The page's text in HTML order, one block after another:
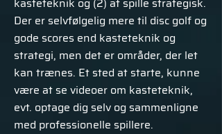
Der er selvfølgelig mere til disc golf og
gode scores end kasteteknik og
strategi, men det er områder, der let
kan trænes. Et sted at starte, kunne
være at se videoer om kasteteknik,
evt. optage dig selv og sammenligne
med professionelle spillere.